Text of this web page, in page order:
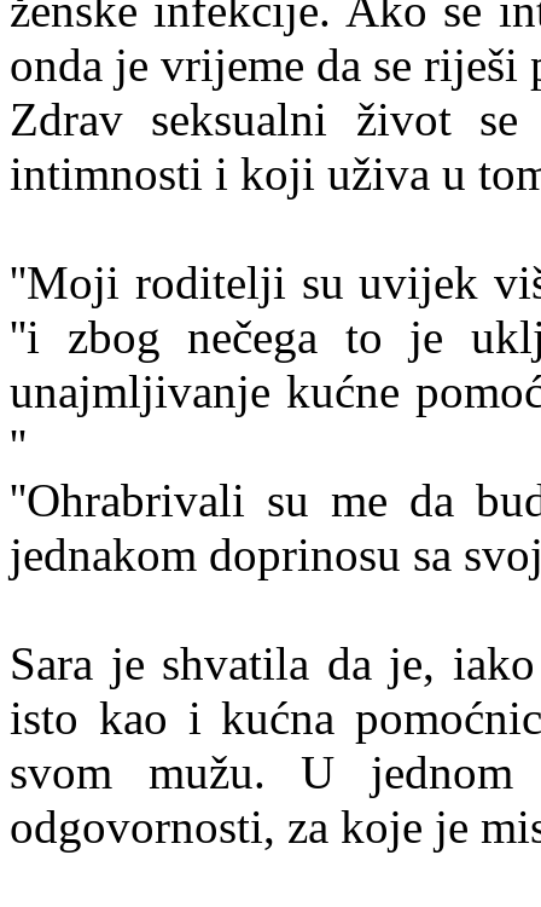
onda je vrijeme da se riješi
Zdrav seksualni život
intimnosti i koji uživa u
''Moji roditelji su uvijek
''i zbog nečega to je
unajmljivanje kućne
''
''Ohrabrivali su me da
jednakom doprinosu sa
Sara je shvatila da je,
isto kao i kućna
svom mužu. U jednom
odgovornosti, za koje je